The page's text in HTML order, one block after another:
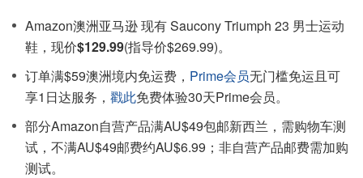
Amazon澳洲亚马逊 现有 Saucony Triumph 23 男士运动
鞋，现价$129.99(指导价$269.99)。
订单满$59澳洲境内免运费， Prime会员无门槛免运且可
享1日达服务， 戳此免费体验30天Prime会员。
部分Amazon自营产品满AU$49包邮新西兰，需购物车测
试，不满AU$49邮费约AU$6.99；非自营产品邮费需加购
测试。